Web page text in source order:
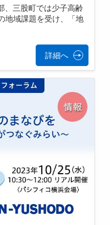
三股町では少子高齢
地域課題を受け、「地
詳細へ